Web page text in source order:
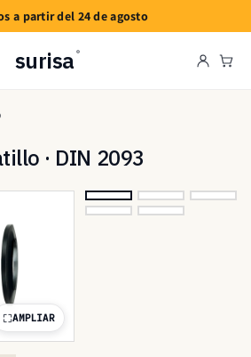
a partir del 24 de agosto
surisa ®
· DIN 2093
AMPLIAR